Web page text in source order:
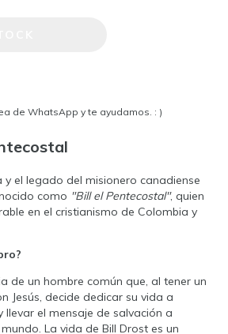
de WhatsApp y te ayudamos. : )
y el legado del misionero canadiense
como "Bill el Pentecostal", quien
en el cristianismo de Colombia y
de un hombre común que, al tener un
Jesús, decide dedicar su vida a
llevar el mensaje de salvación a
La vida de Bill Drost es un